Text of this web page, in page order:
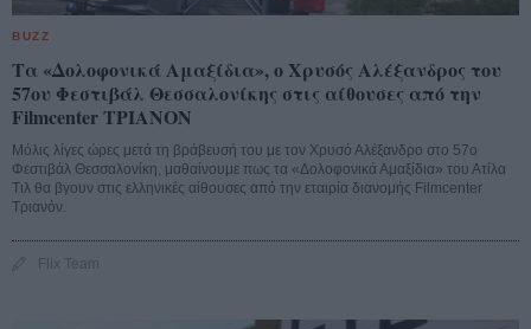
BUZZ
Τα «Δολοφονικά Αμαξίδια», ο Χρυσός Αλέξανδρος του
57ου Φεστιβάλ Θεσσαλονίκης στις αίθουσες από την
Filmcenter ΤΡΙΑΝΟΝ
Μόλις λίγες ώρες μετά τη βράβευσή του με τον Χρυσό Αλέξανδρο στο 57ο
Φεστιβάλ Θεσσαλονίκη, μαθαίνουμε πως τα «Δολοφονικά Αμαξίδια» του Ατίλα
Τιλ θα βγουν στις ελληνικές αίθουσες από την εταιρία διανομής Filmcenter
Τριανόν.
Flix Team